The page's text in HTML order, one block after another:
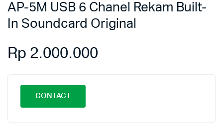
AP-5M USB 6 Chanel Rekam Built-
In Soundcard Original
Rp 2.000.000
CONTACT